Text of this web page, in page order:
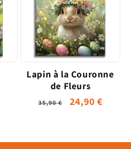
Lapin à la Couronne
de Fleurs
Prix
35,90 €
Prix
24,90 €